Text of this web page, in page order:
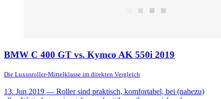
BMW C 400 GT vs. Kymco AK 550i 2019
Die Luxusroller-Mittelklasse im direkten Vergleich
13. Jun 2019 — Roller sind praktisch, komfortabel, bei (nahezu)